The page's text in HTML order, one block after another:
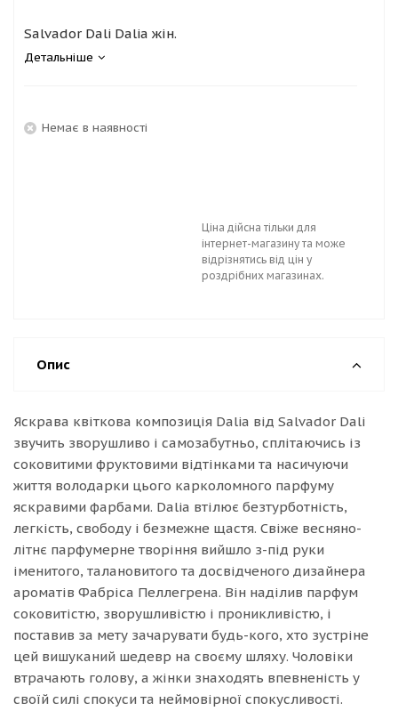
Salvador Dali Dalia жін.
Детальніше
Немає в наявності
Ціна дійсна тільки для
інтернет-магазину та може
відрізнятись від цін у
роздрібних магазинах.
Опис
Яскрава квіткова композиція Dalia від Salvador Dali
звучить зворушливо і самозабутньо, сплітаючись із
соковитими фруктовими відтінками та насичуючи
життя володарки цього карколомного парфуму
яскравими фарбами. Dalia втілює безтурботність,
легкість, свободу і безмежне щастя. Свіже весняно-
літнє парфумерне творіння вийшло з-під руки
іменитого, талановитого та досвідченого дизайнера
ароматів Фабріса Пеллегрена. Він наділив парфум
соковитістю, зворушливістю і проникливістю, і
поставив за мету зачарувати будь-кого, хто зустріне
цей вишуканий шедевр на своєму шляху. Чоловіки
втрачають голову, а жінки знаходять впевненість у
своїй силі спокуси та неймовірної спокусливості.